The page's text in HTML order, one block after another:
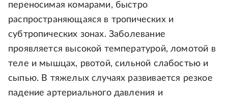
переносимая комарами, быстро
распространяющаяся в тропических и
субтропических зонах. Заболевание
проявляется высокой температурой, ломотой в
теле и мышцах, рвотой, сильной слабостью и
сыпью. В тяжелых случаях развивается резкое
падение артериального давления и